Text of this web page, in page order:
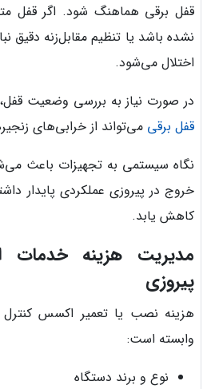
قفل برقی هماهنگ شود. اگر قفل
نشده باشد یا تنظیم مقابل‌زنه دقیق
اختلال می‌شود.
در صورت نیاز به بررسی وضعیت
قفل برقی می‌تواند از خرابی‌های
نگاه سیستمی به تجهیزات باعث
خروج در پیروزی عملکردی پایدار
کاهش یابد.
مدیریت هزینه
پیروزی
هزینه نصب یا تعمیر اکسس کنترل
وابسته است:
نوع و برند دستگاه